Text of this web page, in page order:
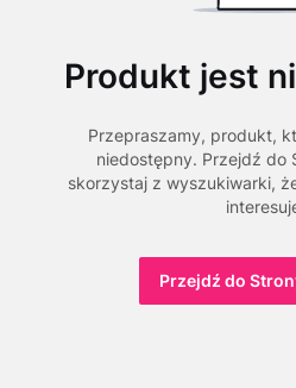
Produkt jest
Przepraszamy, produkt,
niedostępny. Przejdź do
skorzystaj z wyszukiwarki,
Przejdź do